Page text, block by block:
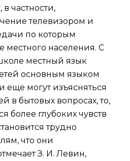
в частности,
телевизором и
по которым
местного населения. С
местный язык
основным языком
еще могут изъясняться
в бытовых вопросах, то,
более глубоких чувств
трудно
что они
З. И. Левин,